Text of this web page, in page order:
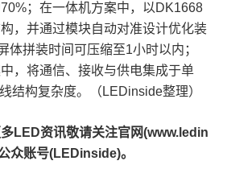
；在一体机方案中，以DK1668
，并通过模块自动对准设计优化装
体拼装时间可压缩至1小时以内；
，将通信、接收与供电集成于单
结构复杂度。（LEDinside整理）
LED资讯敬请关注官网(www.ledin
众账号(LEDinside)。